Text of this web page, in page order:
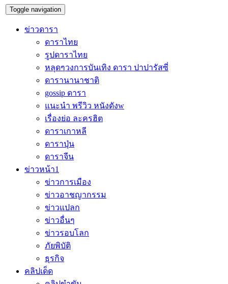
Toggle navigation
ข่าวดารา
ดาราไทย
รูปดาราไทย
หลุดๆวงการบันเทิง ดารา ปาปารัสซี่
ดารานานาชาติ
gossip ดารา
แนะนำ พรีวิว หนังดังw
เรื่องย่อ ละครฮิต
ดาราเกาหลี
ดาราปุ่น
ดาราจีน
ข่าวหน้า1
ข่าวการเมือง
ข่าวอาชญากรรม
ข่าวแปลก
ข่าวอื่นๆ
ข่าวรอบโลก
ภัยพิบัติ
ธุรกิจ
คลิปเด็ด